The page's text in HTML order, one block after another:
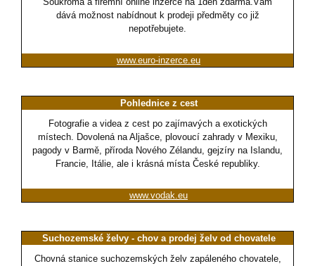
dává možnost nabídnout k prodeji předměty co již
nepotřebujete.
www.euro-inzerce.eu
Pohlednice z cest
Fotografie a videa z cest po zajímavých a exotických
místech. Dovolená na Aljašce, plovoucí zahrady v Mexiku,
pagody v Barmě, příroda Nového Zélandu, gejzíry na Islandu,
Francie, Itálie, ale i krásná místa České republiky.
www.vodak.eu
Suchozemské želvy - chov a prodej želv od chovatele
Chovná stanice suchozemských želv zapáleného chovatele,